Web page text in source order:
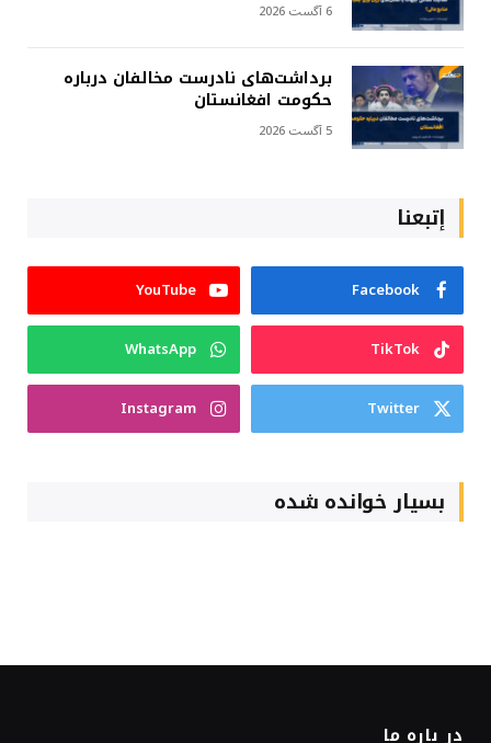
6 آگست 2026
برداشت‌های نادرست مخالفان درباره
حکومت افغانستان
5 آگست 2026
إتبعنا
Facebook
YouTube
TikTok
WhatsApp
Twitter
Instagram
بسیار خوانده شده
در باره ما